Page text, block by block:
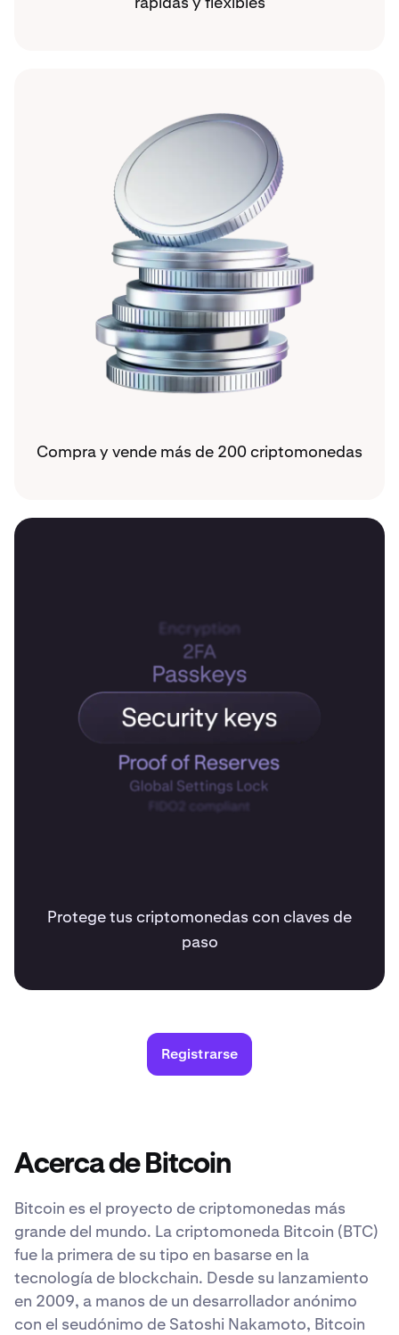
Compra y vende más de 200 criptomonedas
Protege tus criptomonedas con claves de
paso
Registrarse
Acerca de Bitcoin
Bitcoin es el proyecto de criptomonedas más
grande del mundo. La criptomoneda Bitcoin (BTC)
fue la primera de su tipo en basarse en la
tecnología de blockchain. Desde su lanzamiento
en 2009, a manos de un desarrollador anónimo
con el seudónimo de Satoshi Nakamoto, Bitcoin